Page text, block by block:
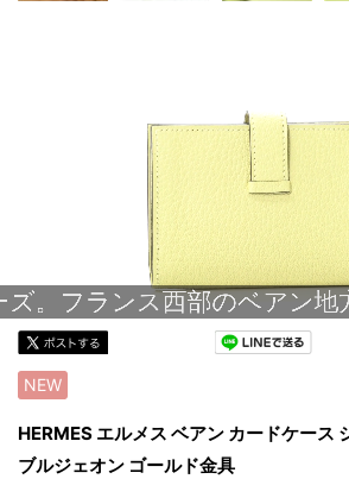
NEW
HERMES エルメス ベアン カードケース
ブルジェオン ゴールド金具